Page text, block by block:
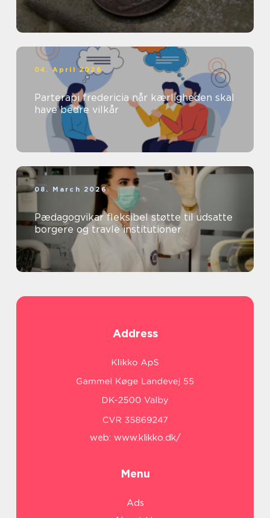
04. April 2026
Parterapi fredericia når kærligheden skal
have bedre vilkår
08. March 2026
Pædagogvikar fleksibel støtte til udsatte
borgere og travle institutioner
Address
web: www.klikko.dk/
Menu
Ads